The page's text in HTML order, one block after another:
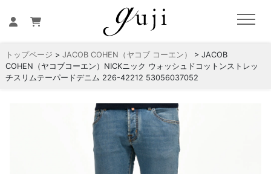
トップページ > JACOB COHEN（ヤコブ コーエン）
> JACOB
COHEN（ヤコブコーエン）NICKニック ウォッシュドコットンストレッ
チスリムテーパードデニム 226-42212 53056037052